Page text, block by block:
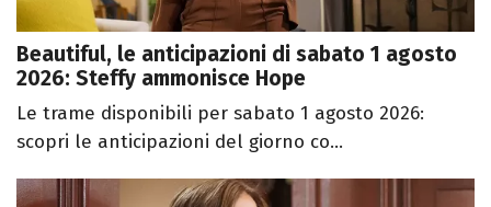
Beautiful, le anticipazioni di sabato 1 agosto
2026: Steffy ammonisce Hope
Le trame disponibili per sabato 1 agosto 2026:
scopri le anticipazioni del giorno co...